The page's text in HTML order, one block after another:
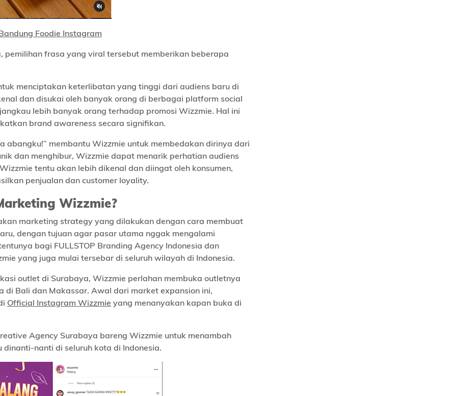
Foodie Instagram
pemilihan frasa yang viral tersebut memberikan beberapa
menciptakan keterlibatan yang tinggi dari audiens baru di
dan disukai oleh banyak orang di berbagai platform social
lebih banyak orang terhadap promosi Wizzmie. Hal ini
brand awareness secara signifikan.
abangku!” membantu Wizzmie untuk membedakan dirinya dari
dan menghibur, Wizzmie dapat menarik perhatian audiens
tentu akan lebih dikenal dan diingat oleh konsumen,
penjualan dan customer loyality.
Wizzmie?
marketing strategy yang dilakukan dengan cara membuat
dengan tujuan agar pasar utama nggak mengalami
bagi FULLSTOP Branding Agency Indonesia dan
yang juga mulai tersebar di seluruh wilayah di Indonesia.
outlet di Surabaya, Wizzmie perlahan membuka outletnya
di Bali dan Makassar. Awal dari market expansion ini,
Official Instagram Wizzmie yang menanyakan kapan buka di
Agency Surabaya bareng Wizzmie untuk menambah
nanti di seluruh kota di Indonesia.